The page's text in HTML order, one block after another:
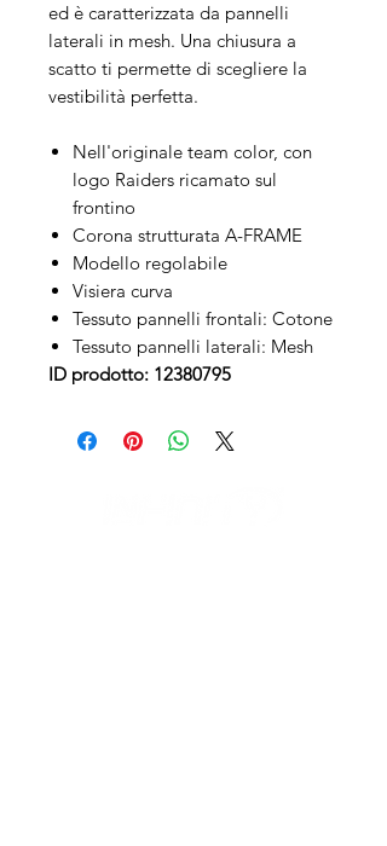
ed è caratterizzata da pannelli
laterali in mesh. Una chiusura a
scatto ti permette di scegliere la
vestibilità perfetta.
Nell'originale team color, con
logo Raiders ricamato sul
frontino
Corona strutturata A-FRAME
Modello regolabile
Visiera curva
Tessuto pannelli frontali: Cotone
Tessuto pannelli laterali: Mesh
ID prodotto: 12380795